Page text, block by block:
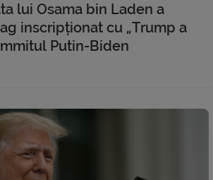
lui Osama bin Laden a
inscripționat cu „Trump a
Putin-Biden